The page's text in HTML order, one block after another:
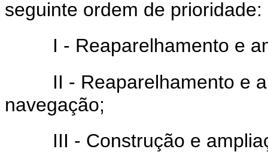
seguinte ordem de prioridade:
I - Reaparelhamento e
II - Reaparelhamento e
navegação;
III - Construção e